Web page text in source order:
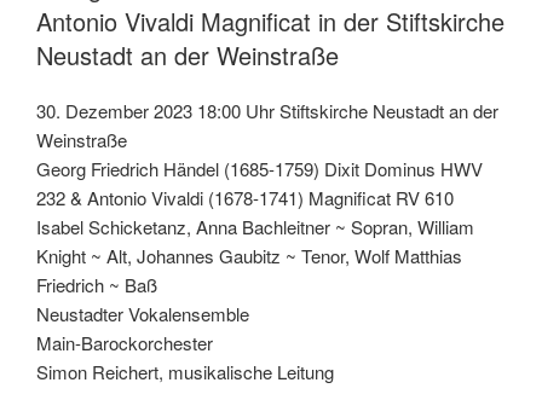
Antonio Vivaldi Magnificat in der Stiftskirche
Neustadt an der Weinstraße
30. Dezember 2023 18:00 Uhr Stiftskirche Neustadt an der
Weinstraße
Georg Friedrich Händel (1685-1759) Dixit Dominus HWV
232 & Antonio Vivaldi (1678-1741) Magnificat RV 610
Isabel Schicketanz, Anna Bachleitner ~ Sopran, William
Knight ~ Alt, Johannes Gaubitz ~ Tenor, Wolf Matthias
Friedrich ~ Baß
Neustadter Vokalensemble
Main-Barockorchester
Simon Reichert, musikalische Leitung